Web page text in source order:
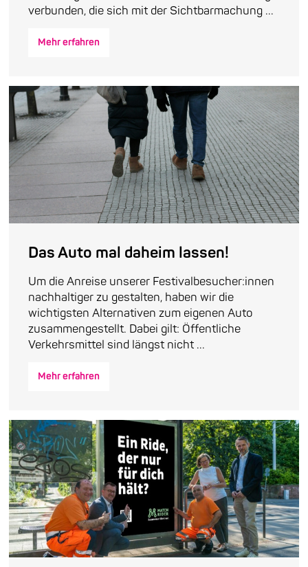
verbunden, die sich mit der Sichtbarmachung ...
Mehr erfahren
Das Auto mal daheim lassen!
Um die Anreise unserer Festivalbesucher:innen
nachhaltiger zu gestalten, haben wir die
wichtigsten Alternativen zum eigenen Auto
zusammengestellt. Dabei gilt: Öffentliche
Verkehrsmittel sind längst nicht ...
Mehr erfahren